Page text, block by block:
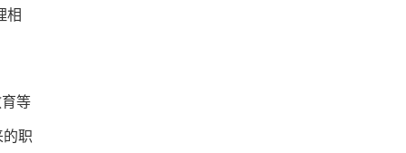
相
等
职